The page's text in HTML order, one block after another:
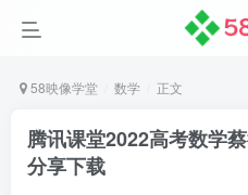
58映像学堂 数学 正文
腾讯课堂2022高考数学
分享下载